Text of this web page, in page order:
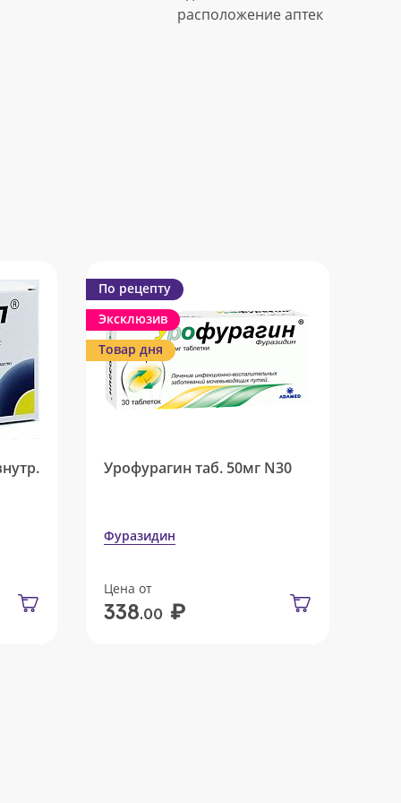
расположение аптек
По рецепту
Эксклюзив
Товар дня
Урофурагин таб. 50мг N30
Фуразидин
Цена от
338.00 ₽